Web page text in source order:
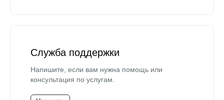
Служба поддержки
Напишите, если вам нужна помощь или
консультация по услугам.